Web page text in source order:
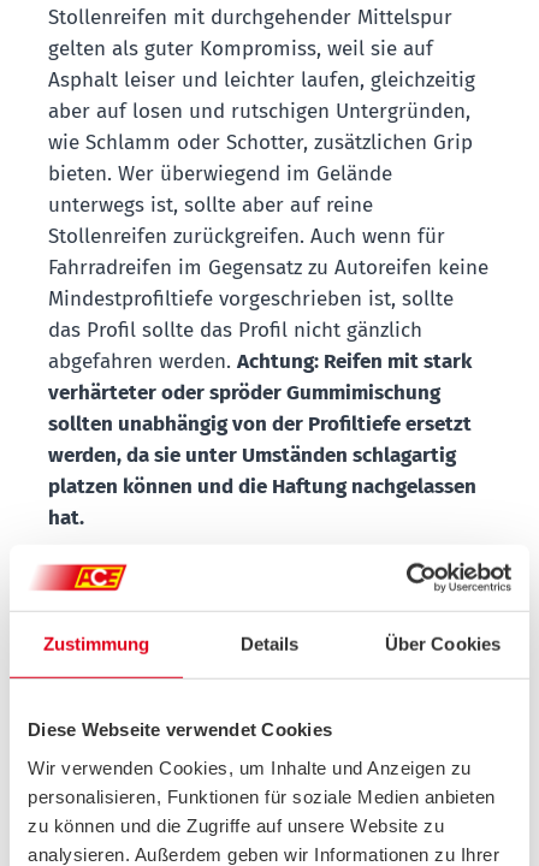
Zustimmung Details Über Cookies
Diese Webseite verwendet Cookies
Wir verwenden Cookies, um Inhalte und Anzeigen zu
personalisieren, Funktionen für soziale Medien anbieten
zu können und die Zugriffe auf unsere Website zu
analysieren. Außerdem geben wir Informationen zu Ihrer
Stollenreifen mit durchgehender Mittelspur
gelten als guter Kompromiss, weil sie auf
Asphalt leiser und leichter laufen, gleichzeitig
aber auf losen und rutschigen Untergründen,
wie Schlamm oder Schotter, zusätzlichen Grip
bieten. Wer überwiegend im Gelände
unterwegs ist, sollte aber auf reine
Stollenreifen zurückgreifen. Auch wenn für
Fahrradreifen im Gegensatz zu Autoreifen keine
Mindestprofiltiefe vorgeschrieben ist, sollte
das Profil sollte das Profil nicht gänzlich
abgefahren werden. Achtung: Reifen mit stark
verhärteter oder spröder Gummimischung
sollten unabhängig von der Profiltiefe ersetzt
werden, da sie unter Umständen schlagartig
platzen können und die Haftung nachgelassen
hat.
Es gibt zahlreiche Gummimischungen, die
jeweils unterschiedliche Eigenschaften
aufweisen. Weiche Mischungen eignen sich
eine gute Haftung bieten. Gleichzeitig können
sie jedoch den Verschleiß und den
Rollwiderstand erhöhen. Häufig werden Reifen
mit identischem Profil, aber unterschiedlichen
Mischungen angeboten. Hochwertige